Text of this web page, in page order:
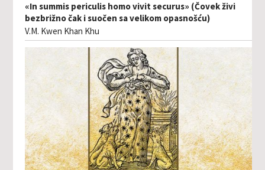
«In summis periculis homo vivit securus» (Čovek živi
bezbrižno čak i suočen sa velikom opasnošću)
V.M. Kwen Khan Khu